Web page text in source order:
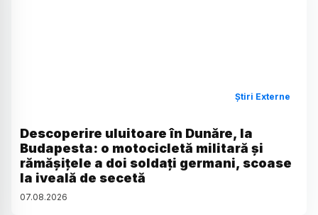
Știri Externe
Descoperire uluitoare în Dunăre, la
Budapesta: o motocicletă militară și
rămășițele a doi soldați germani, scoase
la iveală de secetă
07.08.2026